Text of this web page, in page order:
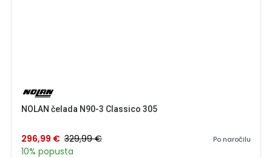
NOLAN čelada N90-3 Classico 305
Po naročilu
296,99 € 329,99 €
10% popusta